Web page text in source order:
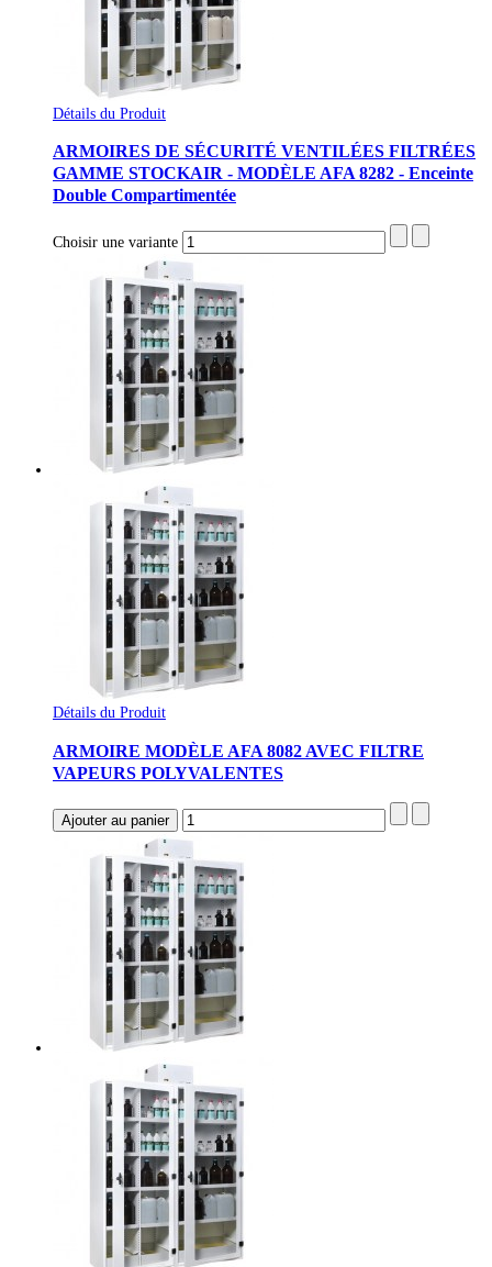
Détails du Produit
ARMOIRES DE SÉCURITÉ VENTILÉES FILTRÉES
GAMME STOCKAIR - MODÈLE AFA 8282 - Enceinte
Double Compartimentée
Choisir une variante
Détails du Produit
ARMOIRE MODÈLE AFA 8082 AVEC FILTRE
VAPEURS POLYVALENTES